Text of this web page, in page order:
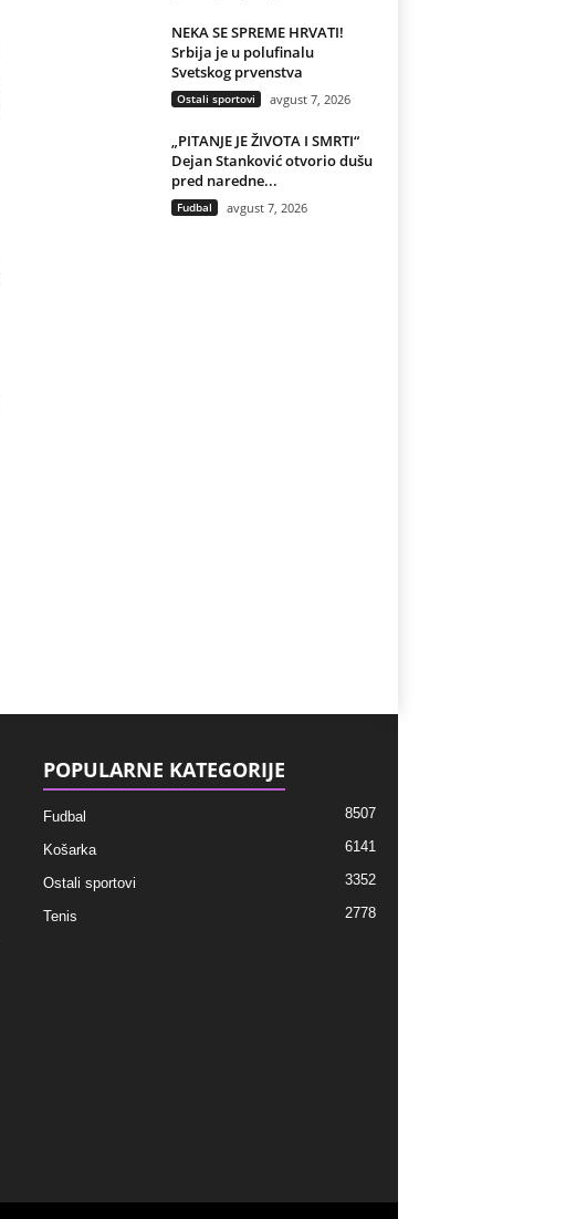
NEKA SE SPREME HRVATI!
Srbija je u polufinalu
Svetskog prvenstva
Ostali sportovi avgust 7, 2026
„PITANJE JE ŽIVOTA I SMRTI“
Dejan Stanković otvorio dušu
pred naredne...
Fudbal avgust 7, 2026
POPULARNE KATEGORIJE
Fudbal 8507
Košarka 6141
Ostali sportovi 3352
Tenis 2778